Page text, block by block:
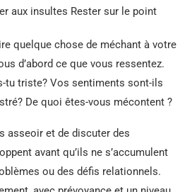
aux insultes Rester sur le point
quelque chose de méchant à votre
d’abord ce que vous ressentez.
tu triste? Vos sentiments sont-ils
De quoi êtes-vous mécontent ?
asseoir et de discuter des
avant qu’ils ne s’accumulent
ou des défis relationnels.